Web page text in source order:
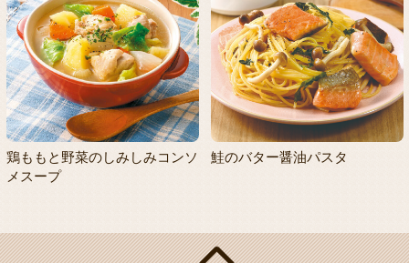
鶏ももと野菜のしみしみコンソ
メスープ
鮭のバター醤油パスタ